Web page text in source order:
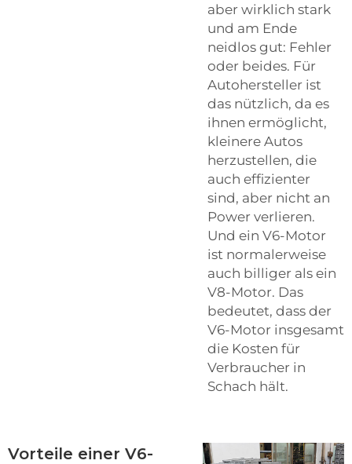
aber wirklich stark
und am Ende
neidlos gut: Fehler
oder beides. Für
Autohersteller ist
das nützlich, da es
ihnen ermöglicht,
kleinere Autos
herzustellen, die
auch effizienter
sind, aber nicht an
Power verlieren.
Und ein V6-Motor
ist normalerweise
auch billiger als ein
V8-Motor. Das
bedeutet, dass der
V6-Motor insgesamt
die Kosten für
Verbraucher in
Schach hält.
Vorteile einer V6-